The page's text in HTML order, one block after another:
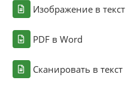
Изображение в текст
PDF в Word
Сканировать в текст